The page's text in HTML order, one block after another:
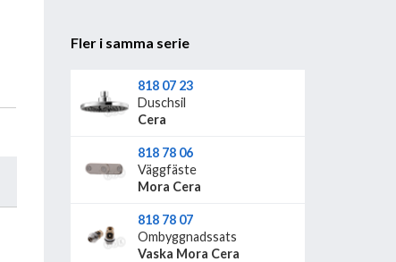
Fler i samma serie
818 07 23
Duschsil
Cera
818 78 06
Väggfäste
Mora Cera
818 78 07
Ombyggnadssats
Vaska Mora Cera